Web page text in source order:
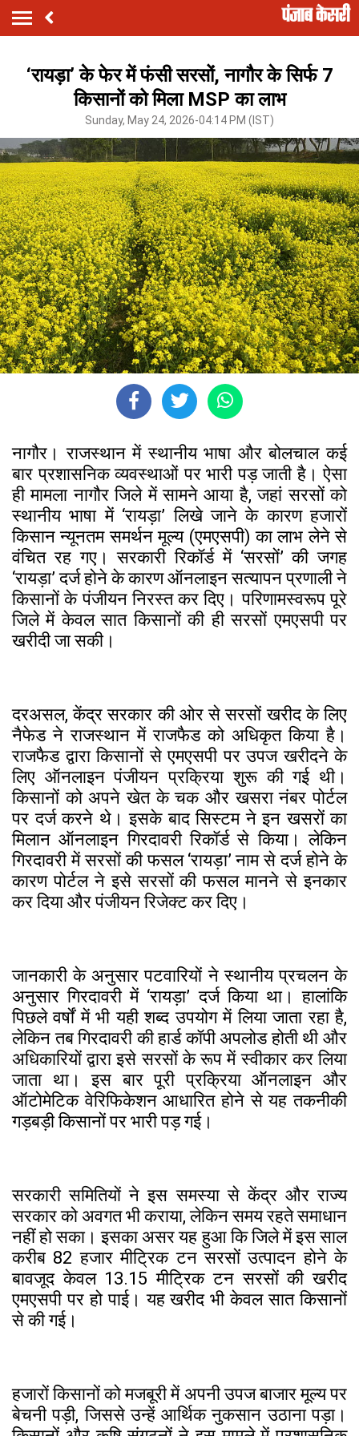
‘रायड़ा’ के फेर में फंसी सरसों, नागौर के सिर्फ 7
किसानों को मिला MSP का लाभ
Sunday, May 24, 2026-04:14 PM (IST)
नागौर। राजस्थान में स्थानीय भाषा और बोलचाल कई
बार प्रशासनिक व्यवस्थाओं पर भारी पड़ जाती है। ऐसा
ही मामला नागौर जिले में सामने आया है, जहां सरसों को
स्थानीय भाषा में ‘रायड़ा’ लिखे जाने के कारण हजारों
किसान न्यूनतम समर्थन मूल्य (एमएसपी) का लाभ लेने से
वंचित रह गए। सरकारी रिकॉर्ड में ‘सरसों’ की जगह
‘रायड़ा’ दर्ज होने के कारण ऑनलाइन सत्यापन प्रणाली ने
किसानों के पंजीयन निरस्त कर दिए। परिणामस्वरूप पूरे
जिले में केवल सात किसानों की ही सरसों एमएसपी पर
खरीदी जा सकी।
दरअसल, केंद्र सरकार की ओर से सरसों खरीद के लिए
नैफेड ने राजस्थान में राजफैड को अधिकृत किया है।
राजफैड द्वारा किसानों से एमएसपी पर उपज खरीदने के
लिए ऑनलाइन पंजीयन प्रक्रिया शुरू की गई थी।
किसानों को अपने खेत के चक और खसरा नंबर पोर्टल
पर दर्ज करने थे। इसके बाद सिस्टम ने इन खसरों का
मिलान ऑनलाइन गिरदावरी रिकॉर्ड से किया। लेकिन
गिरदावरी में सरसों की फसल ‘रायड़ा’ नाम से दर्ज होने के
कारण पोर्टल ने इसे सरसों की फसल मानने से इनकार
कर दिया और पंजीयन रिजेक्ट कर दिए।
जानकारी के अनुसार पटवारियों ने स्थानीय प्रचलन के
अनुसार गिरदावरी में ‘रायड़ा’ दर्ज किया था। हालांकि
पिछले वर्षों में भी यही शब्द उपयोग में लिया जाता रहा है,
लेकिन तब गिरदावरी की हार्ड कॉपी अपलोड होती थी और
अधिकारियों द्वारा इसे सरसों के रूप में स्वीकार कर लिया
जाता था। इस बार पूरी प्रक्रिया ऑनलाइन और
ऑटोमेटिक वेरिफिकेशन आधारित होने से यह तकनीकी
गड़बड़ी किसानों पर भारी पड़ गई।
सरकारी समितियों ने इस समस्या से केंद्र और राज्य
सरकार को अवगत भी कराया, लेकिन समय रहते समाधान
नहीं हो सका। इसका असर यह हुआ कि जिले में इस साल
करीब 82 हजार मीट्रिक टन सरसों उत्पादन होने के
बावजूद केवल 13.15 मीट्रिक टन सरसों की खरीद
एमएसपी पर हो पाई। यह खरीद भी केवल सात किसानों
से की गई।
हजारों किसानों को मजबूरी में अपनी उपज बाजार मूल्य पर
बेचनी पड़ी, जिससे उन्हें आर्थिक नुकसान उठाना पड़ा।